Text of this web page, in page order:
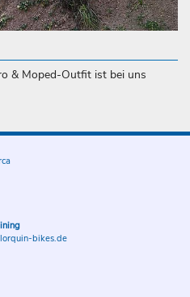
& Moped-Outfit ist bei uns
bikes.de